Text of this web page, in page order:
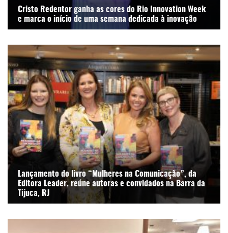
Cristo Redentor ganha as cores do Rio Innovation Week
e marca o início de uma semana dedicada à inovação
Lançamento do livro “Mulheres na Comunicação”, da
Editora Leader, reúne autoras e convidados na Barra da
Tijuca, RJ